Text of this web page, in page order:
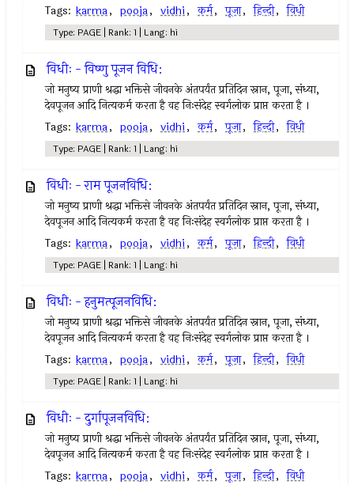
Tags: karma, pooja, vidhi, कर्म, पूजा, हिन्दी, विधी
Type: PAGE | Rank: 1 | Lang: hi
विधीः - विष्णु पूजन विधि:
जो मनुष्य प्राणी श्रद्धा भक्तिसे जीवनके अंतपर्यंत प्रतिदिन स्नान, पूजा, संध्या,
देवपूजन आदि नित्यकर्म करता है वह निःसंदेह स्वर्गलोक प्राप्त करता है ।
Tags: karma, pooja, vidhi, कर्म, पूजा, हिन्दी, विधी
Type: PAGE | Rank: 1 | Lang: hi
विधीः - राम पूजनविधि:
जो मनुष्य प्राणी श्रद्धा भक्तिसे जीवनके अंतपर्यंत प्रतिदिन स्नान, पूजा, संध्या,
देवपूजन आदि नित्यकर्म करता है वह निःसंदेह स्वर्गलोक प्राप्त करता है ।
Tags: karma, pooja, vidhi, कर्म, पूजा, हिन्दी, विधी
Type: PAGE | Rank: 1 | Lang: hi
विधीः - हनुमत्पूजनविधि:
जो मनुष्य प्राणी श्रद्धा भक्तिसे जीवनके अंतपर्यंत प्रतिदिन स्नान, पूजा, संध्या,
देवपूजन आदि नित्यकर्म करता है वह निःसंदेह स्वर्गलोक प्राप्त करता है ।
Tags: karma, pooja, vidhi, कर्म, पूजा, हिन्दी, विधी
Type: PAGE | Rank: 1 | Lang: hi
विधीः - दुर्गापूजनविधि:
जो मनुष्य प्राणी श्रद्धा भक्तिसे जीवनके अंतपर्यंत प्रतिदिन स्नान, पूजा, संध्या,
देवपूजन आदि नित्यकर्म करता है वह निःसंदेह स्वर्गलोक प्राप्त करता है ।
Tags: karma, pooja, vidhi, कर्म, पूजा, हिन्दी, विधी